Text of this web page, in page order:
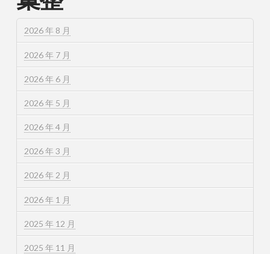
2026 年 8 月
2026 年 7 月
2026 年 6 月
2026 年 5 月
2026 年 4 月
2026 年 3 月
2026 年 2 月
2026 年 1 月
2025 年 12 月
2025 年 11 月